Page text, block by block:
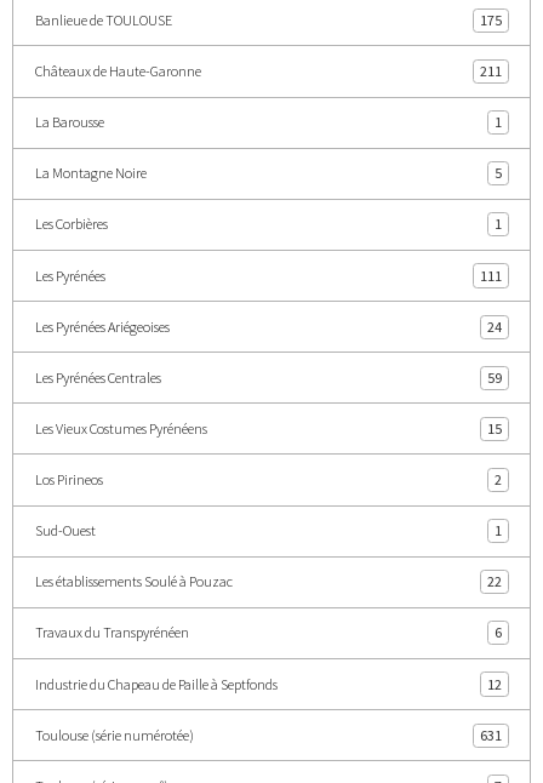
Banlieue de TOULOUSE 175
Châteaux de Haute-Garonne 211
La Barousse 1
La Montagne Noire 5
Les Corbières 1
Les Pyrénées 111
Les Pyrénées Ariégeoises 24
Les Pyrénées Centrales 59
Les Vieux Costumes Pyrénéens 15
Los Pirineos 2
Sud-Ouest 1
Les établissements Soulé à Pouzac 22
Travaux du Transpyrénéen 6
Industrie du Chapeau de Paille à Septfonds 12
Toulouse (série numérotée) 631